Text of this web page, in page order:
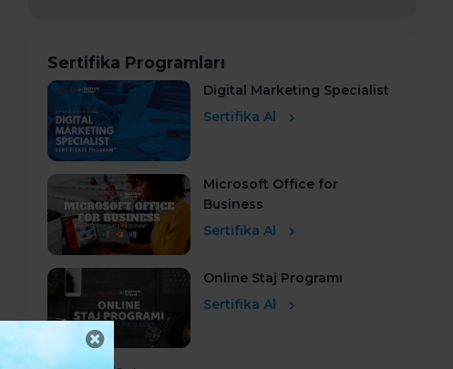
Sertifika Programları
Digital Marketing Specialist
Sertifika Al
Microsoft Office for
Business
Sertifika Al
Online Staj Programı
Sertifika Al